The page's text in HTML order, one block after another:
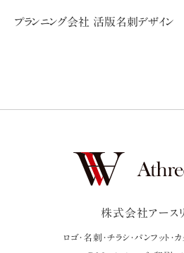
プランニング会社 活版名刺デザイン
株式会社アース
ロゴ・名刺・チラシ・パンフット・